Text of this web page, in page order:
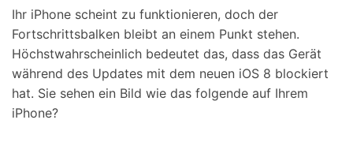
Ihr iPhone scheint zu funktionieren, doch der
Fortschrittsbalken bleibt an einem Punkt stehen.
Höchstwahrscheinlich bedeutet das, dass das Gerät
während des Updates mit dem neuen iOS 8 blockiert
hat. Sie sehen ein Bild wie das folgende auf Ihrem
iPhone?